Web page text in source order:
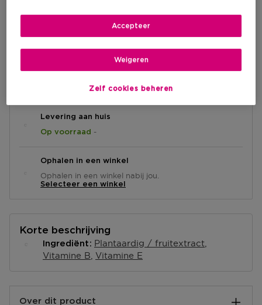
Kortingsprijs
€ 64,40
IN WINKELMANDJE
Levering aan huis
Op voorraad -
Ophalen in een winkel
Ophalen in een winkel nabij jou.
Selecteer een winkel
Korte beschrijving
Ingrediënt Plantaardig / fruitextract
Vitamine B Vitamine E
Over dit product
Zelf cookies beheren
Weigeren
Accepteer